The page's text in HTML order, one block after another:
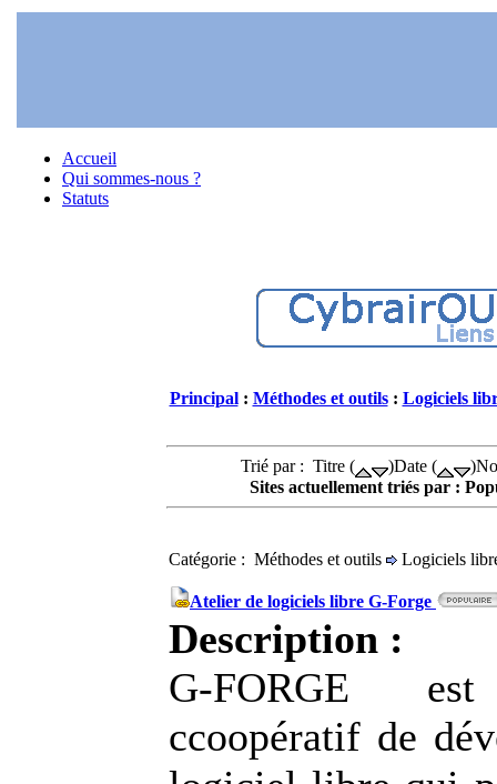
Accueil
Qui sommes-nous ?
Statuts
Principal: Méthodes et outils: Logiciels
Trié par : Titre ( )Date (
Sites actuellement triés par :
Catégorie : Méthodes et outils Logiciels
Atelier de logiciels libre G-Forge
Description :
G-FORGE
ccoopératif de